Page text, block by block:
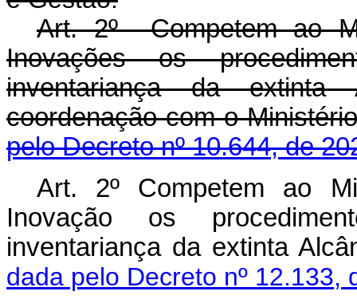
Art. 2º Competem ao
Inovações os
inventariança da extinta
coordenação com o
pelo Decreto nº 10.644, de
Art. 2º Competem ao
Inovação os
inventariança da extinta
dada pelo Decreto nº 12.133,